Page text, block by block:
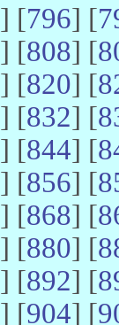
] [796] [
] [808] [
] [820] [
] [832] [
] [844] [
] [856] [
] [868] [
] [880] [
] [892] [
] [904] [